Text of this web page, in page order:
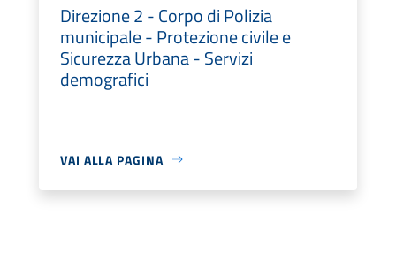
Direzione 2 - Corpo di Polizia
municipale - Protezione civile e
Sicurezza Urbana - Servizi
demografici
VAI ALLA PAGINA